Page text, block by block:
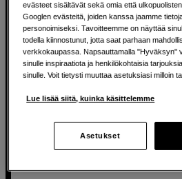
evästeet sisältävät sekä omia että
Googlen evästeitä, joiden kanssa jaamme
personoimiseksi. Tavoitteemme on näyttää
todella kiinnostunut, jotta saat parhaan
verkkokaupassa. Napsauttamalla "Hyväksyn"
sinulle inspiraatiota ja henkilökohtaisia
sinulle. Voit tietysti muuttaa asetuksiasi milloin
Lue lisää siitä, kuinka käsittelemme
Asetukset